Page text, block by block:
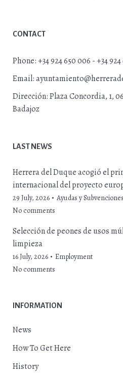
CONTACT
Phone:+34 924 650 006 - +34
Email:
Dirección:Plaza Concordia, 1,
Badajoz
LAST NEWS
Herrera del Duque acogió el
internacional del proyecto
29 July, 2026
Ayudas y Subvenciones
No comments
Selección de peones de usos
limpieza
16 July, 2026
Employment
No comments
INFORMATION
News
How To Get Here
History